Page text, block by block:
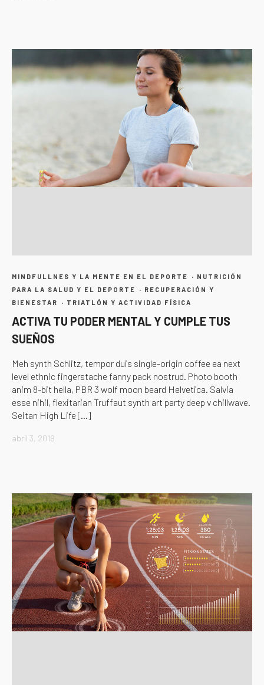
MINDFULLNES Y LA MENTE EN EL DEPORTE · NUTRICIÓN
PARA LA SALUD Y EL DEPORTE
· RECUPERACIÓN Y
BIENESTAR
· TRIATLÓN Y ACTIVIDAD FÍSICA
ACTIVA TU PODER MENTAL Y CUMPLE TUS
SUEÑOS
Meh synth Schlitz, tempor duis single-origin coffee ea next
level ethnic fingerstache fanny pack nostrud. Photo booth
anim 8-bit hella, PBR 3 wolf moon beard Helvetica. Salvia
esse nihil, flexitarian Truffaut synth art party deep v chillwave.
Seitan High Life […]
abril 3, 2019